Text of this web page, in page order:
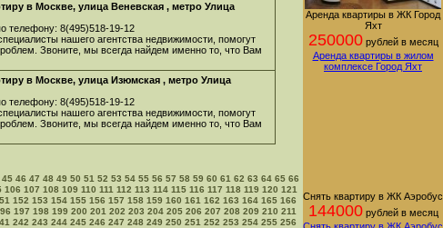
в Москве, улица Веневская , метро Улица
телефону: 8(495)518-19-12
нашего агентства недвижимости, помогут
Звоните, мы всегда найдем именно то, что Вам
в Москве, улица Изюмская , метро Улица
телефону: 8(495)518-19-12
нашего агентства недвижимости, помогут
Звоните, мы всегда найдем именно то, что Вам
45 46 47 48 49 50 51 52 53 54 55 56 57 58 59 60 61 62 63 64 65 66
106 107 108 109 110 111 112 113 114 115 116 117 118 119 120 121
152 153 154 155 156 157 158 159 160 161 162 163 164 165 166
197 198 199 200 201 202 203 204 205 206 207 208 209 210 211
242 243 244 245 246 247 248 249 250 251 252 253 254 255 256
Аренда квартиры в ЖК Город
Яхт
250000рублей в месяц
Аренда квартиры в жилом
комплексе Город Яхт
Снять квартиру в ЖК Аэробус
144000рублей в месяц